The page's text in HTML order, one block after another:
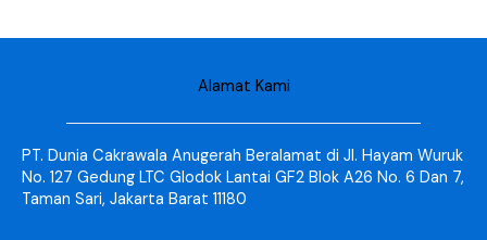
Alamat Kami
PT. Dunia Cakrawala Anugerah Beralamat di Jl. Hayam Wuruk
No. 127 Gedung LTC Glodok Lantai GF2 Blok A26 No. 6 Dan 7,
Taman Sari, Jakarta Barat 11180